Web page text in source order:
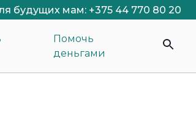
будущих мам: +375 44 770 80 20
Помочь
деньгами